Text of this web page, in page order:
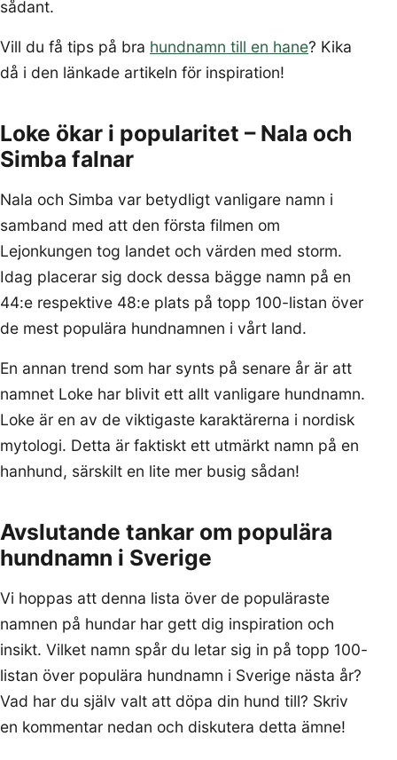
sådant.
Vill du få tips på bra hundnamn till en hane? Kika
då i den länkade artikeln för inspiration!
Loke ökar i popularitet – Nala och
Simba falnar
Nala och Simba var betydligt vanligare namn i
samband med att den första filmen om
Lejonkungen tog landet och värden med storm.
Idag placerar sig dock dessa bägge namn på en
44:e respektive 48:e plats på topp 100-listan över
de mest populära hundnamnen i vårt land.
En annan trend som har synts på senare år är att
namnet Loke har blivit ett allt vanligare hundnamn.
Loke är en av de viktigaste karaktärerna i nordisk
mytologi. Detta är faktiskt ett utmärkt namn på en
hanhund, särskilt en lite mer busig sådan!
Avslutande tankar om populära
hundnamn i Sverige
Vi hoppas att denna lista över de populäraste
namnen på hundar har gett dig inspiration och
insikt. Vilket namn spår du letar sig in på topp 100-
listan över populära hundnamn i Sverige nästa år?
Vad har du själv valt att döpa din hund till? Skriv
en kommentar nedan och diskutera detta ämne!